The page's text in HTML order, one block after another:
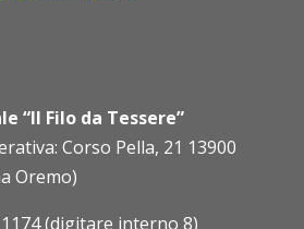
“Il Filo da Tessere”
Corso Pella, 21 13900
Oremo)
(digitare interno 8)